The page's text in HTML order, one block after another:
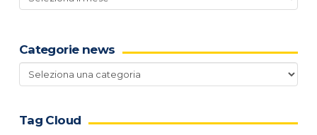
news
Categorie news
Categorie
news
Tag Cloud